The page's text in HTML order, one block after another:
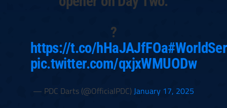
?
https://t.co/hHaJAJfFOa
pic.twitter.com/qxjxWMUODw
— PDC Darts (@OfficialPDC)January 17, 2025